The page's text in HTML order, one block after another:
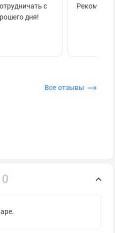
с
дня!
Все отзывы
0